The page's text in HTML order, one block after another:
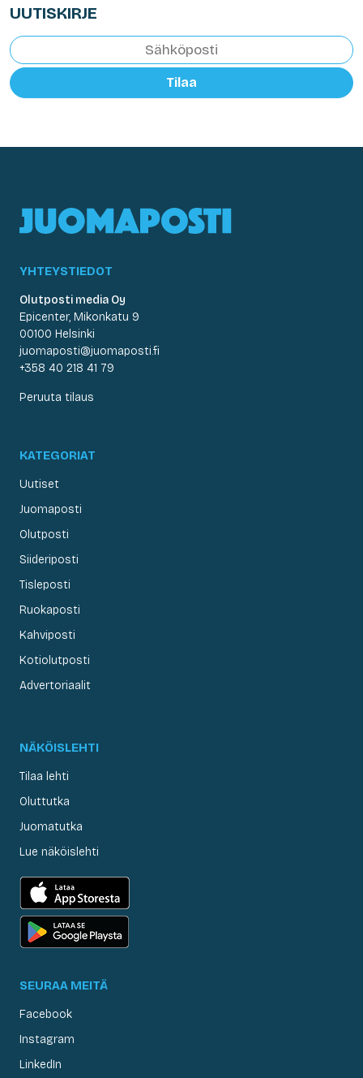
UUTISKIRJE
Tilaa
YHTEYSTIEDOT
Olutposti media Oy
Epicenter, Mikonkatu 9
00100 Helsinki
juomaposti@juomaposti.fi
+358 40 218 41 79
Peruuta tilaus
KATEGORIAT
Uutiset
Juomaposti
Olutposti
Siideriposti
Tisleposti
Ruokaposti
Kahviposti
Kotiolutposti
Advertoriaalit
NÄKÖISLEHTI
Tilaa lehti
Oluttutka
Juomatutka
Lue näköislehti
SEURAA MEITÄ
Facebook
Instagram
LinkedIn